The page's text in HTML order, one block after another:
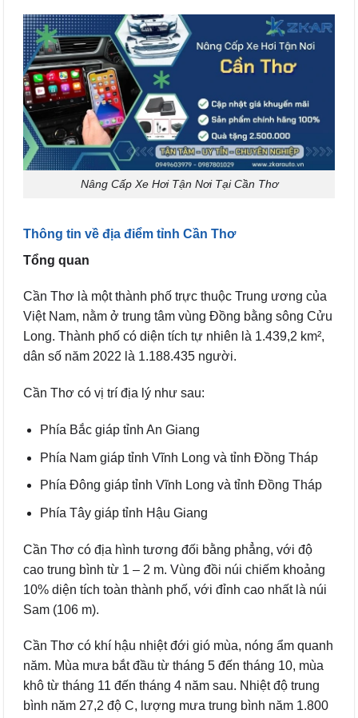
Nâng Cấp Xe Hơi Tận Nơi Tại Cần Thơ
Thông tin về địa điểm tỉnh Cần Thơ
Tổng quan
Cần Thơ là một thành phố trực thuộc Trung ương của
Việt Nam, nằm ở trung tâm vùng Đồng bằng sông Cửu
Long. Thành phố có diện tích tự nhiên là 1.439,2 km²,
dân số năm 2022 là 1.188.435 người.
Cần Thơ có vị trí địa lý như sau:
Phía Bắc giáp tỉnh An Giang
Phía Nam giáp tỉnh Vĩnh Long và tỉnh Đồng Tháp
Phía Đông giáp tỉnh Vĩnh Long và tỉnh Đồng Tháp
Phía Tây giáp tỉnh Hậu Giang
Cần Thơ có địa hình tương đối bằng phẳng, với độ
cao trung bình từ 1 – 2 m. Vùng đồi núi chiếm khoảng
10% diện tích toàn thành phố, với đỉnh cao nhất là núi
Sam (106 m).
Cần Thơ có khí hậu nhiệt đới gió mùa, nóng ẩm quanh
năm. Mùa mưa bắt đầu từ tháng 5 đến tháng 10, mùa
khô từ tháng 11 đến tháng 4 năm sau. Nhiệt độ trung
bình năm 27,2 độ C, lượng mưa trung bình năm 1.800